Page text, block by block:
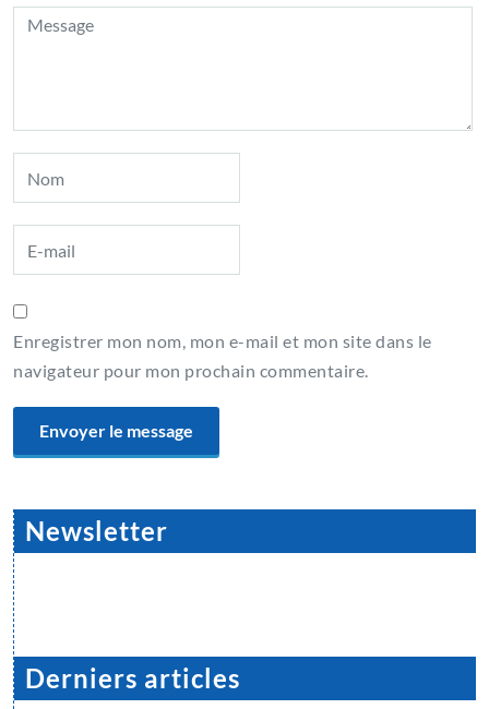
Enregistrer mon nom, mon e-mail et mon site dans le
navigateur pour mon prochain commentaire.
Newsletter
Derniers articles